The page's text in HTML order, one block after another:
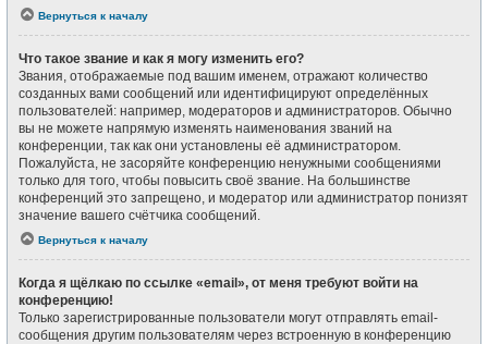
Вернуться к началу
Что такое звание и как я могу изменить его?
Звания, отображаемые под вашим именем, отражают количество
созданных вами сообщений или идентифицируют определённых
пользователей: например, модераторов и администраторов. Обычно
вы не можете напрямую изменять наименования званий на
конференции, так как они установлены её администратором.
Пожалуйста, не засоряйте конференцию ненужными сообщениями
только для того, чтобы повысить своё звание. На большинстве
конференций это запрещено, и модератор или администратор понизят
значение вашего счётчика сообщений.
Вернуться к началу
Когда я щёлкаю по ссылке «email», от меня требуют войти на
конференцию!
Только зарегистрированные пользователи могут отправлять email-
сообщения другим пользователям через встроенную в конференцию